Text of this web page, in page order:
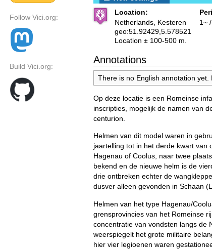
Follow Vici.org:
Build Vici.org:
Location:
Netherlands, Kesteren
geo:51.92429,5.578521
Location ± 100-500 m.
1~
Annotations
There is no English annotation
Op deze locatie is een Romeinse
inscripties, mogelijk de namen van
centurion.
Helmen van dit model waren in
jaartelling tot in het derde kwart van
Hagenau of Coolus, naar twee
bekend en de nieuwe helm is de
drie ontbreken echter de
dusver alleen gevonden in Schaan
Helmen van het type Hagenau/
grensprovincies van het Romeinse
concentratie van vondsten langs de
weerspiegelt het grote militaire
hier vier legioenen waren